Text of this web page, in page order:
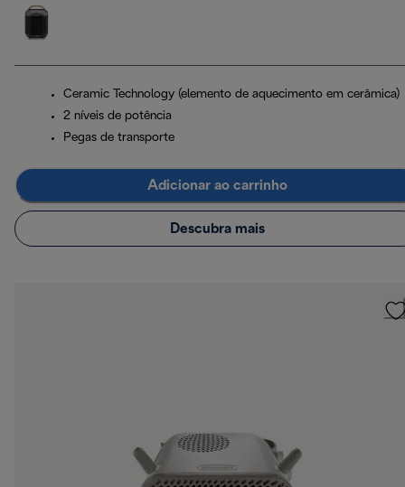
Ceramic Technology (elemento de aquecimento em cerâmica)
2 níveis de potência
Pegas de transporte
Adicionar ao carrinho
Descubra mais